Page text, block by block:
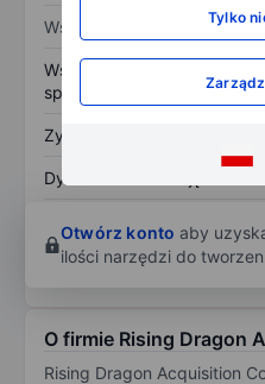
Tylko
Wskaźniki
Współczynnik cena do
sprzedaży
Zysk na akcję
Dywidenda na akcję
własnego
Otwórz konto aby
ilości narzędzi do
O firmie Rising Dragon
Rising Dragon Acquisition